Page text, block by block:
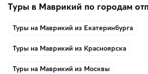
Туры в Маврикий по городам
Туры на Маврикий из Екатеринбурга
Туры на Маврикий из Красноярска
Туры на Маврикий из Москвы